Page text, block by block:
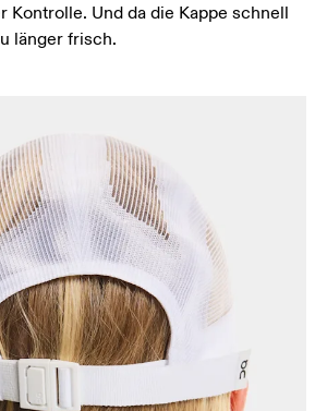
Kontrolle. Und da die Kappe schnell
länger frisch.